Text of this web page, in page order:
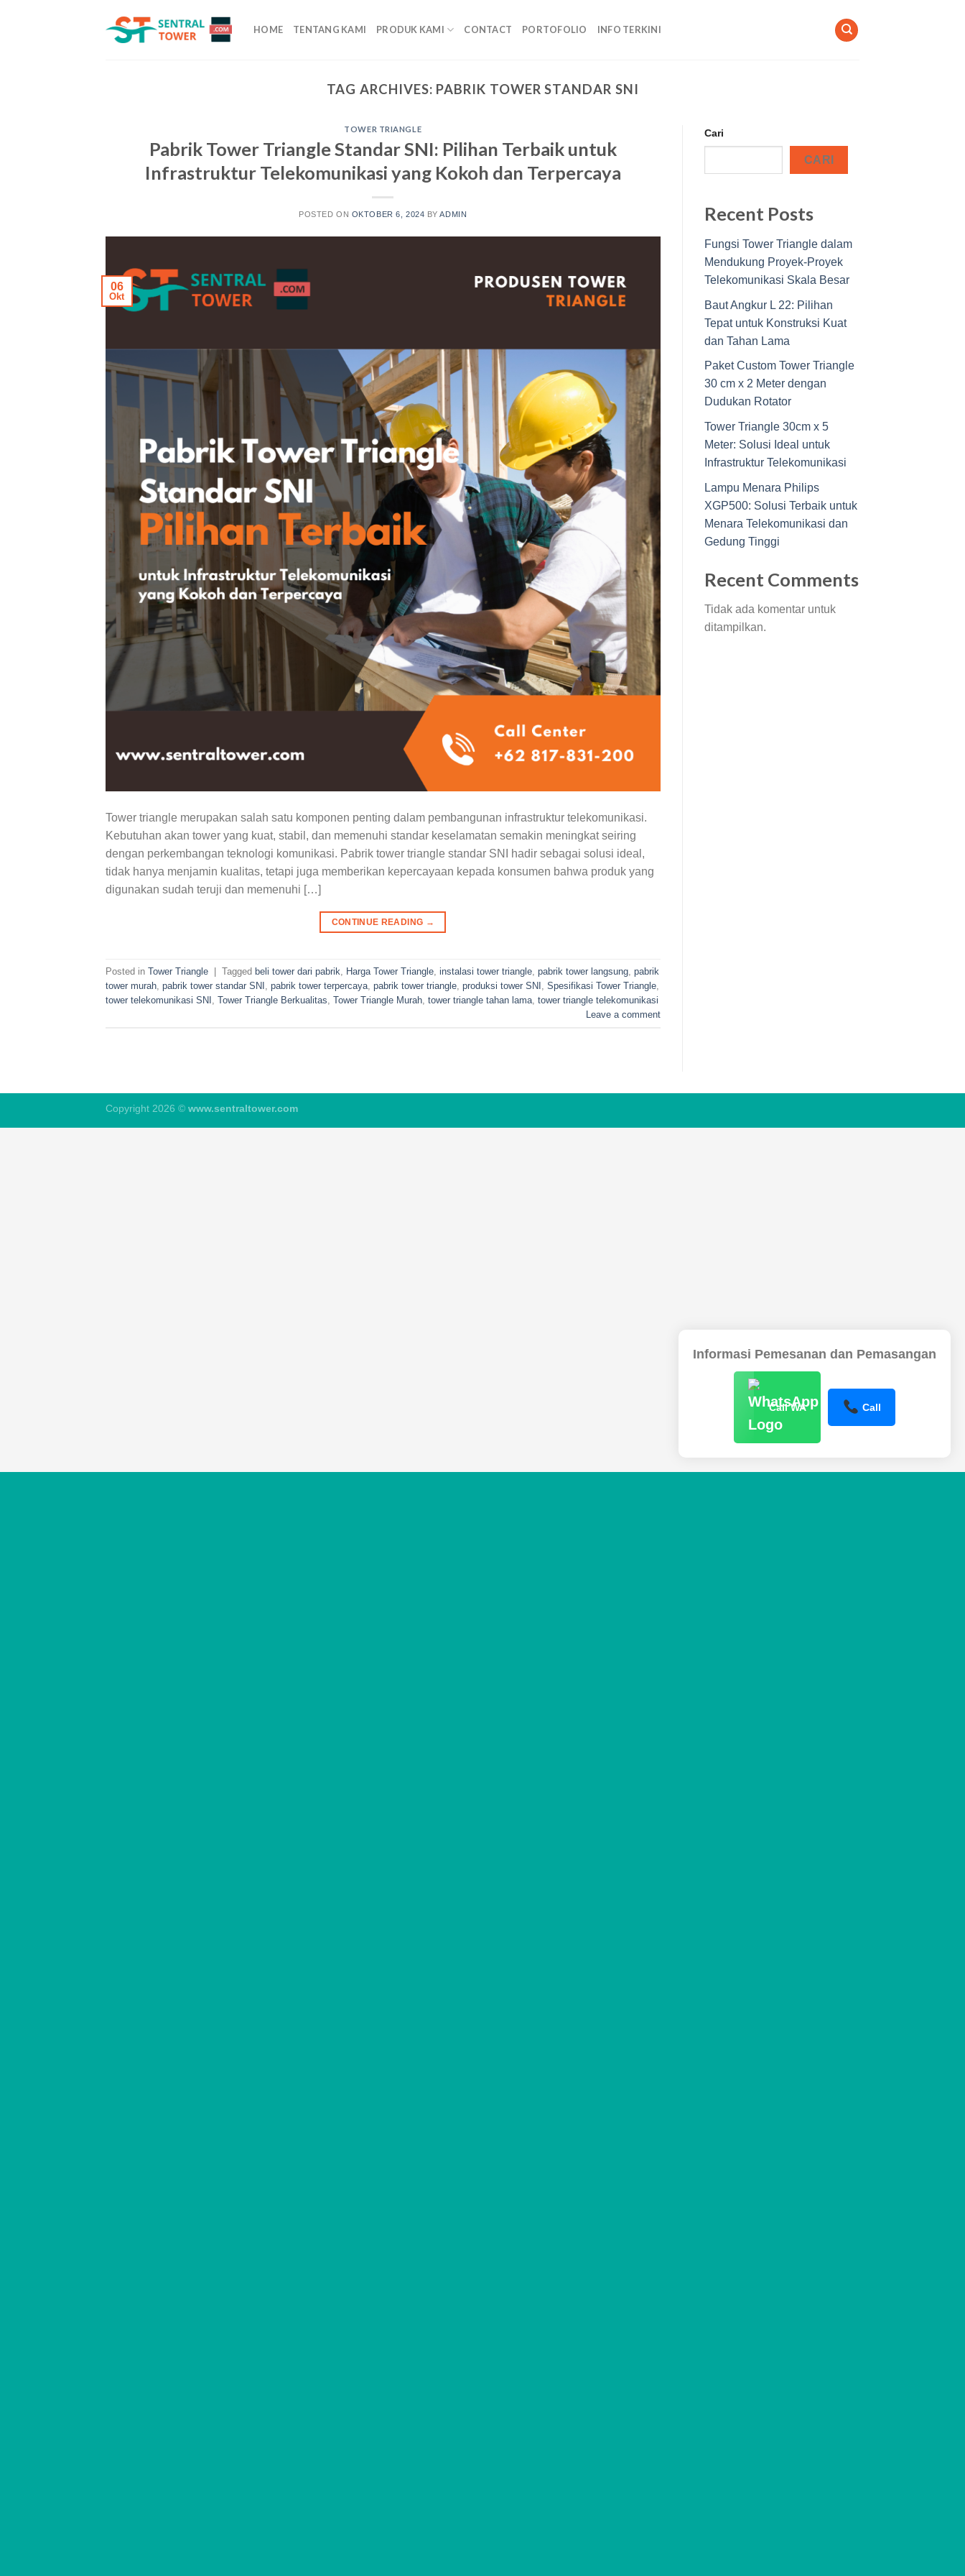
HOME TENTANG KAMI PRODUK KAMI CONTACT PORTOFOLIO INFO TERKINI
TAG ARCHIVES: PABRIK TOWER STANDAR SNI
TOWER TRIANGLE
Pabrik Tower Triangle Standar SNI: Pilihan Terbaik untuk
Infrastruktur Telekomunikasi yang Kokoh dan Terpercaya
POSTED ON OKTOBER 6, 2024 BYADMIN
06
Okt
Tower triangle merupakan salah satu komponen penting dalam pembangunan infrastruktur telekomunikasi.
Kebutuhan akan tower yang kuat, stabil, dan memenuhi standar keselamatan semakin meningkat seiring
dengan perkembangan teknologi komunikasi. Pabrik tower triangle standar SNI hadir sebagai solusi ideal,
tidak hanya menjamin kualitas, tetapi juga memberikan kepercayaan kepada konsumen bahwa produk yang
digunakan sudah teruji dan memenuhi […]
CONTINUE READING →
Posted in Tower Triangle | Tagged beli tower dari pabrik Harga Tower Triangle instalasi tower triangle pabrik tower langsung pabrik
tower murah pabrik tower standar SNI pabrik tower terpercaya pabrik tower triangle produksi tower SNI Spesifikasi Tower Triangle
tower telekomunikasi SNI Tower Triangle Berkualitas Tower Triangle Murah tower triangle tahan lama tower triangle telekomunikasi
Leave a comment
Cari
CARI
Recent Posts
Fungsi Tower Triangle dalam
Mendukung Proyek-Proyek
Telekomunikasi Skala Besar
Baut Angkur L 22: Pilihan
Tepat untuk Konstruksi Kuat
dan Tahan Lama
Paket Custom Tower Triangle
30 cm x 2 Meter dengan
Dudukan Rotator
Tower Triangle 30cm x 5
Meter: Solusi Ideal untuk
Infrastruktur Telekomunikasi
Lampu Menara Philips
XGP500: Solusi Terbaik untuk
Menara Telekomunikasi dan
Gedung Tinggi
Recent Comments
Tidak ada komentar untuk
ditampilkan.
Informasi Pemesanan dan Pemasangan
Call WA Call
Copyright 2026 © www.sentraltower.com